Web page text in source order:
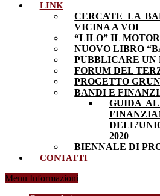
LINK
CERCATE LA
VICINA A VOI
“LILO” IL
NUOVO LIBRO
PUBBLICARE UN
FORUM DEL
PROGETTO
BANDI E
GUIDA
2020
BIENNALE DI
CONTATTI
Menu Informazioni